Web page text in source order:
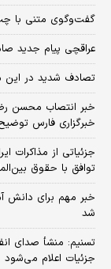
گفت‌وگوی متنی با
عراقچی پیام جدید
تصادف شدید در این محور/ ۴ نفر
خبر انتصاب محسن
خبرگزاری فارس
جزئیاتی از مذاکرات
توافق با حقوق
خبر مهم برای دانش
شد
تسنیم: منشأ صدای
جزئیات اعلام می‌شود